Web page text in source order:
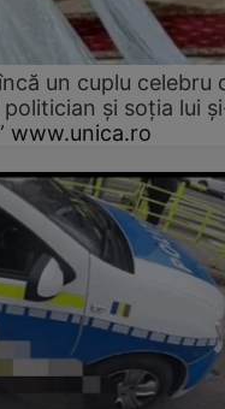
un cuplu celebru
și soția lui
www.unica.ro